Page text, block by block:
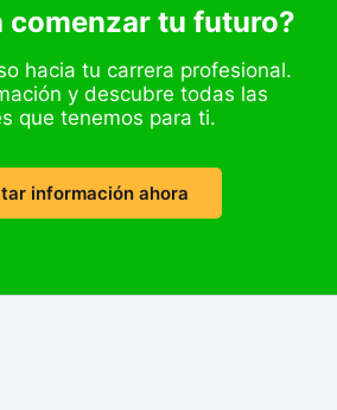
comenzar tu futuro?
hacia tu carrera profesional.
y descubre todas las
que tenemos para ti.
información ahora